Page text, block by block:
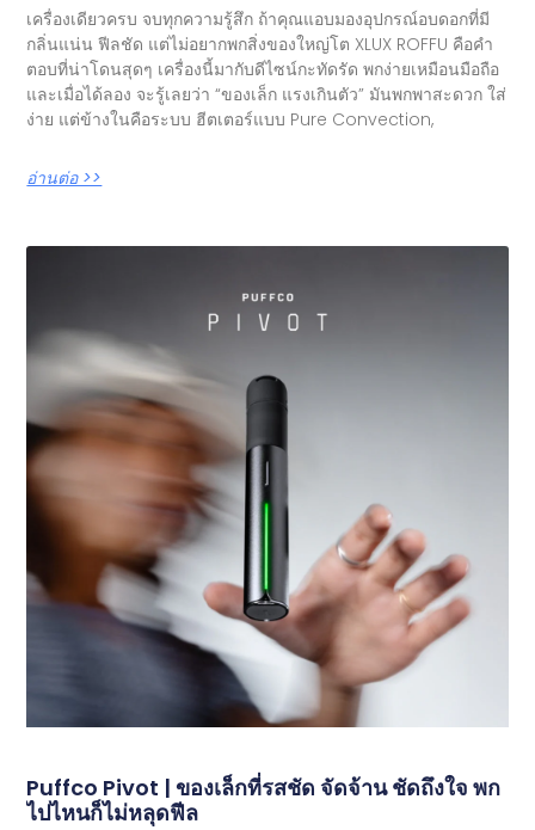
เครื่องเดียวครบ จบทุกความรู้สึก ถ้าคุณแอบมองอุปกรณ์อบดอกที่มี
กลิ่นแน่น ฟีลชัด แต่ไม่อยากพกสิ่งของใหญ่โต XLUX ROFFU คือคำ
ตอบที่น่าโดนสุดๆ เครื่องนี้มากับดีไซน์กะทัดรัด พกง่ายเหมือนมือถือ
และเมื่อได้ลอง จะรู้เลยว่า “ของเล็ก แรงเกินตัว” มันพกพาสะดวก ใส่
ง่าย แต่ข้างในคือระบบ ฮีตเตอร์แบบ Pure Convection,
อ่านต่อ >>
Puffco Pivot | ของเล็กที่รสชัด จัดจ้าน ชัดถึงใจ พก
ไปไหนก็ไม่หลุดฟีล